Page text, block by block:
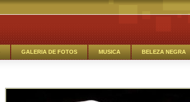
GALERIA DE FOTOS MUSICA BELEZA NEGRA
O TALENTO NEGRO